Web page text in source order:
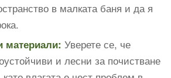
в малката баня и да я
материали: Уверете се, че
и лесни за почистване